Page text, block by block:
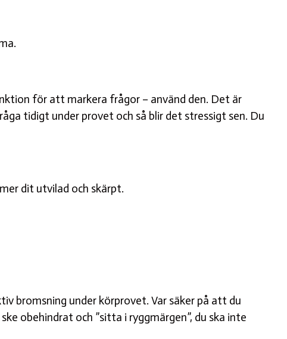
för att markera frågor – använd den. Det är
tidigt under provet och så blir det stressigt sen. Du
dit utvilad och skärpt.
bromsning under körprovet. Var säker på att du
obehindrat och ”sitta i ryggmärgen”, du ska inte